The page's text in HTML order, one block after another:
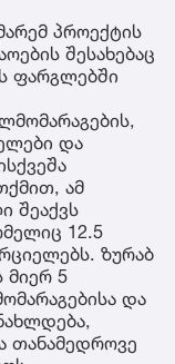
პროექტის
შესახებაც
ფარგლებში
და
ამ
შეაქვს
12.5
ზურაბ
მიერ 5
და
თანამედროვე